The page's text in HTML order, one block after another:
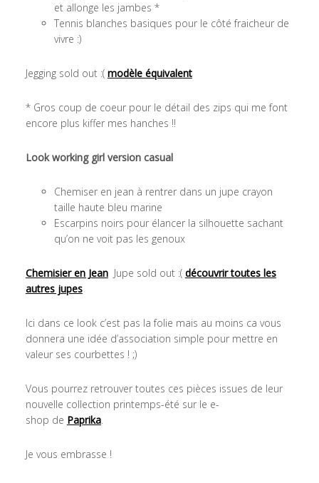
et allonge les jambes *
Tennis blanches basiques pour le côté fraicheur de
vivre :)
Jegging sold out :( modèle équivalent
* Gros coup de coeur pour le détail des zips qui me font
encore plus kiffer mes hanches !!
Look working girl version casual
Chemiser en jean à rentrer dans un jupe crayon
taille haute bleu marine
Escarpins noirs pour élancer la silhouette sachant
qu’on ne voit pas les genoux
Chemisier en JeanJupe sold out :( découvrir toutes les
autres jupes
Ici dans ce look c’est pas la folie mais au moins ca vous
donnera une idée d’association simple pour mettre en
valeur ses courbettes ! ;)
Vous pourrez retrouver toutes ces pièces issues de leur
nouvelle collection printemps-été sur le e-
shop de Paprika.
Je vous embrasse !